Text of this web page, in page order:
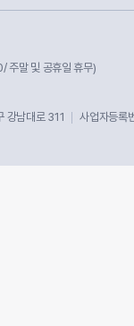
말 및 공휴일 휴무)
강남대로 311
사업자등